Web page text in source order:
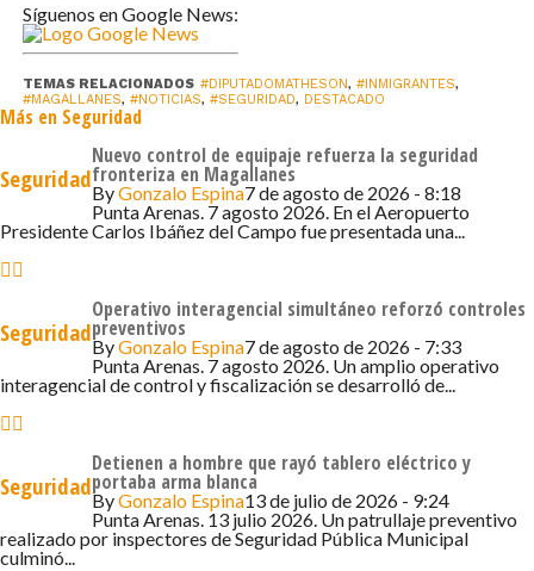
«Como este proyecto de ley implica que un servicio que
ya existe tenga nuevas atribuciones, pediremos al
gobierno que patrocine la iniciativa para que de esta
forma se avance en materia de control clandestino,
narcotráfico y aumento de delitos violentos en nuestro
país. Esta iniciativa legal ya fue presentada en la Cámara
de Diputados, ahora estamos a la espera del gobierno y
En definitiva, el proyecto contempla que exista un
Registro de Inmigrantes Irregulares que contenga
cambios en la ley en cuanto a la «información genética de
que sea controlada o detenida por las policías, en
cualquier tipo de procedimiento, y/o por gendarmería, en
el acceso a los penales del país».
Síguenos en Google News:
TEMAS RELACIONADOS #DIPUTADOMATHESON, #INMIGRANTES,
#MAGALLANES, #NOTICIAS, #SEGURIDAD, DESTACADO
Más en Seguridad
Seguridad
Nuevo control de equipaje refuerza la seguridad
fronteriza en Magallanes
ByGonzalo Espina7 de agosto de 2026 - 8:18
Punta Arenas. 7 agosto 2026. En el Aeropuerto
Presidente Carlos Ibáñez del Campo fue presentada una...
Seguridad
Operativo interagencial simultáneo reforzó controles
preventivos
ByGonzalo Espina7 de agosto de 2026 - 7:33
Punta Arenas. 7 agosto 2026. Un amplio operativo
interagencial de control y fiscalización se desarrolló de...
Seguridad
Detienen a hombre que rayó tablero eléctrico y
portaba arma blanca
ByGonzalo Espina13 de julio de 2026 - 9:24
Punta Arenas. 13 julio 2026. Un patrullaje preventivo
realizado por inspectores de Seguridad Pública Municipal
culminó...